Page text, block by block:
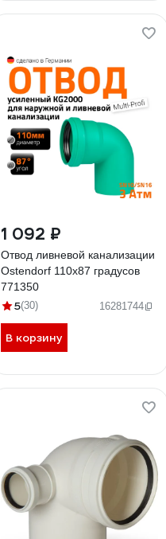
1 092 ₽
Отвод ливневой канализации
Ostendorf 110х87 градусов
771350
5(30) 16281744
В корзину